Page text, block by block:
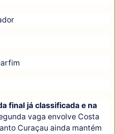
final já classificada e na
vaga envolve Costa
Curaçau ainda mantém